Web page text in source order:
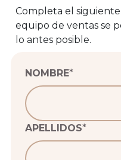
Completa el
equipo de ventas se
lo antes posible.
NOMBRE*
APELLIDOS*